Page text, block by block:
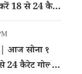
18 से 24 कैरेट
आज सोना १
कैरेट गोल्ड